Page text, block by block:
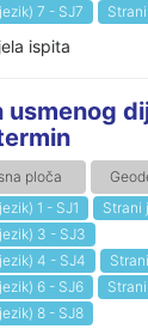
7 - SJ7
ispita
usmenog
ploča
1 - SJ1
Strani
3 - SJ3
4 - SJ4
6 - SJ6
8 - SJ8